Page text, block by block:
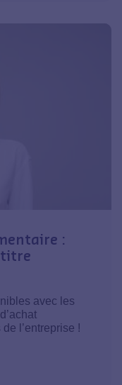
:
titre
avec les
l’entreprise !